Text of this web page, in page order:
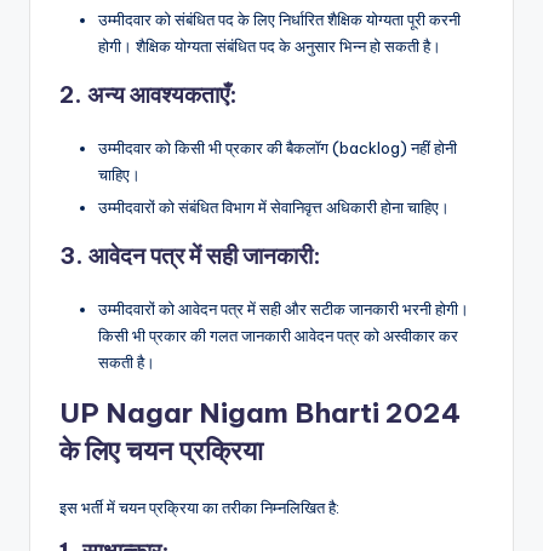
उम्मीदवार को संबंधित पद के लिए निर्धारित शैक्षिक योग्यता पूरी करनी
होगी। शैक्षिक योग्यता संबंधित पद के अनुसार भिन्न हो सकती है।
2. अन्य आवश्यकताएँ:
उम्मीदवार को किसी भी प्रकार की बैकलॉग (backlog) नहीं होनी
चाहिए।
उम्मीदवारों को संबंधित विभाग में सेवानिवृत्त अधिकारी होना चाहिए।
3. आवेदन पत्र में सही जानकारी:
उम्मीदवारों को आवेदन पत्र में सही और सटीक जानकारी भरनी होगी।
किसी भी प्रकार की गलत जानकारी आवेदन पत्र को अस्वीकार कर
सकती है।
UP Nagar Nigam Bharti 2024
के लिए चयन प्रक्रिया
इस भर्ती में चयन प्रक्रिया का तरीका निम्नलिखित है: